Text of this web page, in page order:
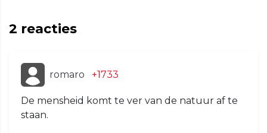
2 reacties
romaro +1733
De mensheid komt te ver van de natuur af te
staan.